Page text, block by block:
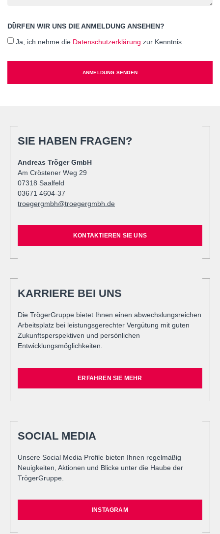
DÜRFEN WIR UNS DIE ANMELDUNG ANSEHEN?
Ja, ich nehme die Datenschutzerklärung zur Kenntnis.
ANMELDUNG SENDEN
SIE HABEN FRAGEN?
Andreas Tröger GmbH
Am Cröstener Weg 29
07318 Saalfeld
03671 4604-37
troegergmbh@troegergmbh.de
KONTAKTIEREN SIE UNS
KARRIERE BEI UNS
Die TrögerGruppe bietet Ihnen einen abwechslungsreichen
Arbeitsplatz bei leistungsgerechter Vergütung mit guten
Zukunftsperspektiven und persönlichen
Entwicklungsmöglichkeiten.
ERFAHREN SIE MEHR
SOCIAL MEDIA
Unsere Social Media Profile bieten Ihnen regelmäßig
Neuigkeiten, Aktionen und Blicke unter die Haube der
TrögerGruppe.
INSTAGRAM